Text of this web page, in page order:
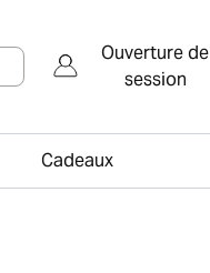
Ouverture de
session
Cadeaux